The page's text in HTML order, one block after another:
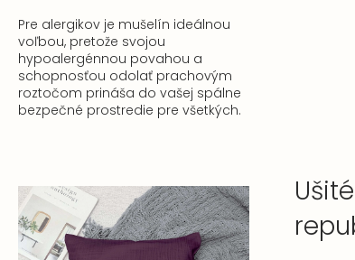
Pre alergikov je mušelín ideálnou
voľbou, pretože svojou
hypoalergénnou povahou a
schopnosťou odolať prachovým
roztočom prináša do vašej spálne
bezpečné prostredie pre všetkých.